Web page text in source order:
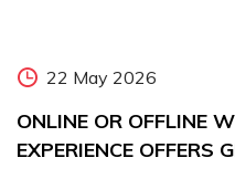
22 May 2026
ONLINE OR OFFLINE
EXPERIENCE OFFERS